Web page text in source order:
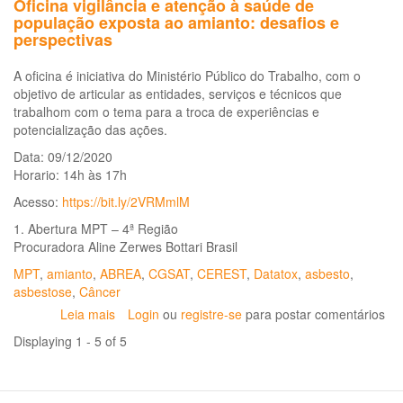
Oficina vigilância e atenção à saúde de
população exposta ao amianto: desafios e
perspectivas
A oficina é iniciativa do Ministério Público do Trabalho, com o
objetivo de articular as entidades, serviços e técnicos que
trabalhom com o tema para a troca de experiências e
potencialização das ações.
Data: 09/12/2020
Horario: 14h às 17h
Acesso: https://bit.ly/2VRMmlM
1. Abertura MPT – 4ª Região
Procuradora Aline Zerwes Bottari Brasil
MPT, amianto, ABREA, CGSAT, CEREST, Datatox, asbesto,
asbestose, Câncer
Leia mais sobre
Oficina
vigilância
atenção
Login ou registre-se para postar comentários
Displaying 1 - 5 of 5